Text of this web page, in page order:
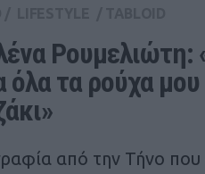
όλα τα ρούχα
από την Τήνο που